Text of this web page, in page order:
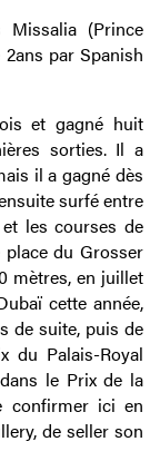
(Prince
par Spanish
et gagné huit
sorties. Il a
il a gagné dès
surfé entre
les courses de
du Grosser
mètres, en juillet
cette année,
de suite, puis de
du Palais-Royal
le Prix de la
confirmer ici en
de seller son